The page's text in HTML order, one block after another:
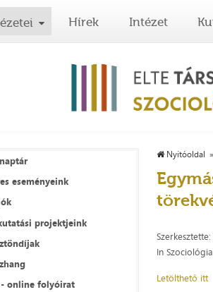
Hírek Intézet
eseményeink
projektjeink
online folyóirat
Nyitóoldal
​In
Letölthető itt